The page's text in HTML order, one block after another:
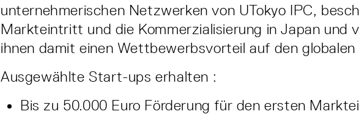
unternehmerischen Netzwerken von UTokyo IPC,
Markteintritt und die Kommerzialisierung in Japan und
ihnen damit einen Wettbewerbsvorteil auf den
Ausgewählte Start-ups erhalten :
Bis zu 50.000 Euro Förderung für den ersten